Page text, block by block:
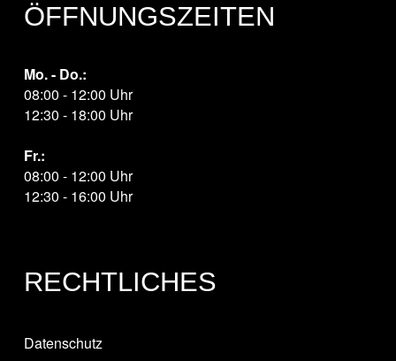
ÖFFNUNGSZEITEN
Mo. - Do.:
08:00 - 12:00 Uhr
12:30 - 18:00 Uhr
Fr.:
08:00 - 12:00 Uhr
12:30 - 16:00 Uhr
RECHTLICHES
Datenschutz